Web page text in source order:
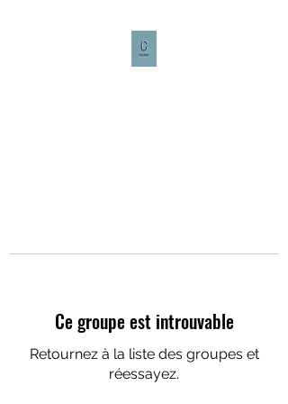
Ce groupe est introuvable
Retournez à la liste des groupes et
réessayez.